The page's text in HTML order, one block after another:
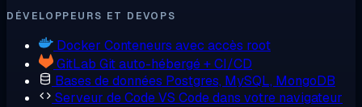
DÉVELOPPEURS ET DEVOPS
Docker Conteneurs avec accès root
GitLab Git auto-hébergé + CI/CD
Bases de données Postgres, MySQL, MongoDB
Serveur de CodeVS Code dans votre navigateur